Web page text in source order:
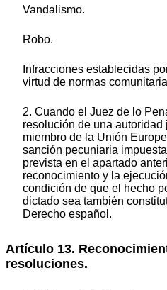
Vandalismo.
Robo.
Infracciones establecidas
virtud de normas
2. Cuando el Juez de lo
resolución de una
miembro de la Unión
sanción pecuniaria
prevista en el apartado
reconocimiento y la
condición de que el hecho
dictado sea también
Derecho español.
Artículo 13.
resoluciones.